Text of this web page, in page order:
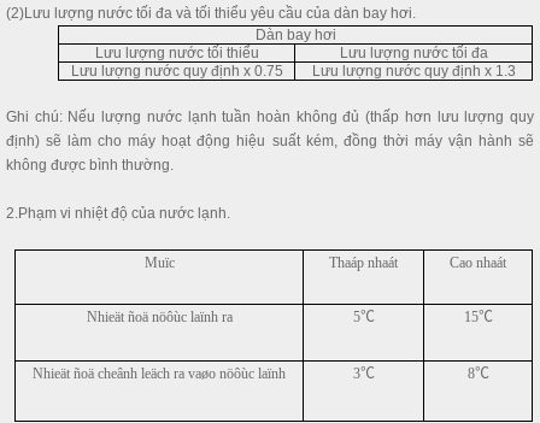
(2)Lưu lượng nước tối đa và tối thiểu yêu cầu của dàn bay hơi.
Dàn bay hơi
Lưu lượng nước tối thiểu
Lưu lượng nước tối đa
Lưu lượng nước quy định x 0.75
Lưu lượng nước quy định x 1.3
Ghi chú: Nếu lượng nước lạnh tuần hoàn không đủ (thấp hơn lưu lượng quy
định) sẽ làm cho máy hoạt động hiệu suất kém, đồng thời máy vận hành sẽ
không được bình thường.
2.Phạm vi nhiệt độ của nước lạnh.
Muïc Thaáp nhaát Cao nhaát
Nhieät ñoä nöôùc laïnh ra 5℃ 15℃
Nhieät ñoä cheânh leäch ra vaøo nöôùc laïnh 3℃ 8℃